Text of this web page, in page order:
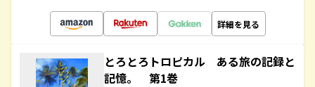
詳細を見る
とろとろトロピカル ある旅の記録と
記憶。 第1巻